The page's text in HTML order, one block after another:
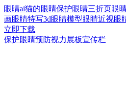
眼睛ai猫的眼睛保护眼睛三折页眼
画眼睛特写3d眼睛模型眼睛近视眼
立即下载
保护眼睛预防视力展板宣传栏